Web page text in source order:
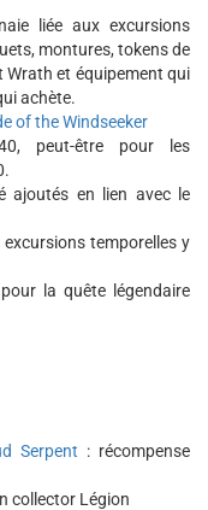
liée aux excursions
montures, tokens de
Wrath et équipement qui
achète.
of the Windseeker
peut-être pour les
ajoutés en lien avec le
temporelles y
la quête légendaire
Serpent : récompense
collector Légion